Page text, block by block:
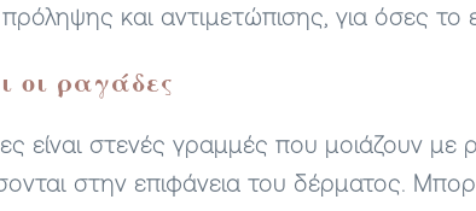
και αντιμετώπισης, για όσες το
οι ραγάδες
είναι στενές γραμμές που μοιάζουν με
στην επιφάνεια του δέρματος.